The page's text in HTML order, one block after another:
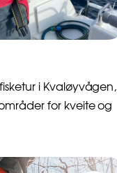
i Kvaløyvågen,
for kveite og